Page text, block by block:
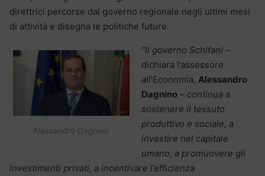
direttrici percorse dal governo regionale negli ultimi mesi
di attività e disegna le politiche future.
Alessandro Dagnino
“Il governo Schifani –
dichiara l’assessore
all’Economia, Alessandro
Dagnino – continua a
sostenere il tessuto
produttivo e sociale, a
investire nel capitale
umano, a promuovere gli
investimenti privati, a incentivare l’efficienza